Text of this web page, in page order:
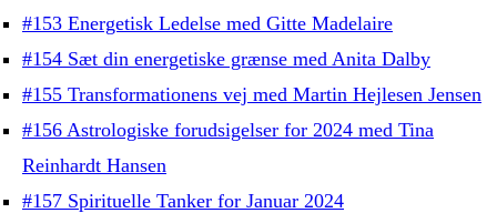
#153 Energetisk Ledelse med Gitte Madelaire
#154 Sæt din energetiske grænse med Anita Dalby
#155 Transformationens vej med Martin Hejlesen Jensen
#156 Astrologiske forudsigelser for 2024 med Tina
Reinhardt Hansen
#157 Spirituelle Tanker for Januar 2024